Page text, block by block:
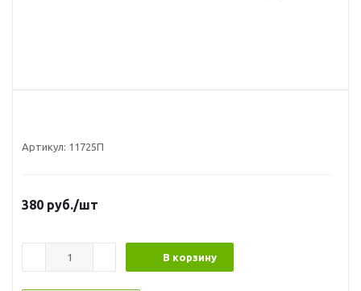
Артикул: 11725П
380 руб./шт
В корзину